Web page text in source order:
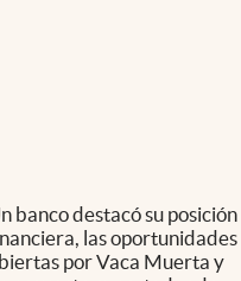
banco destacó su posición
las oportunidades
por Vaca Muerta y